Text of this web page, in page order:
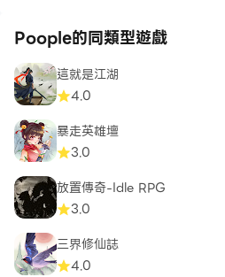
Poople的同類型遊戲
這就是江湖
4.0
暴走英雄壇
3.0
放置傳奇-Idle RPG
3.0
三界修仙誌
4.0